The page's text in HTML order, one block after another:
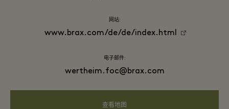
网站:
www.brax.com/de/de/index.html
电子邮件:
wertheim.foc@brax.com
查看地图